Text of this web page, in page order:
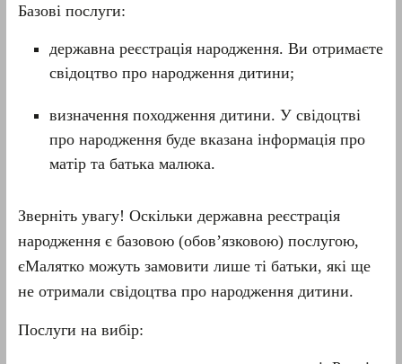
Базові послуги:
державна реєстрація народження. Ви отримаєте
свідоцтво про народження дитини;
визначення походження дитини. У свідоцтві
про народження буде вказана інформація про
матір та батька малюка.
Зверніть увагу! Оскільки державна реєстрація
народження є базовою (обов’язковою) послугою,
єМалятко можуть замовити лише ті батьки, які ще
не отримали свідоцтва про народження дитини.
Послуги на вибір: